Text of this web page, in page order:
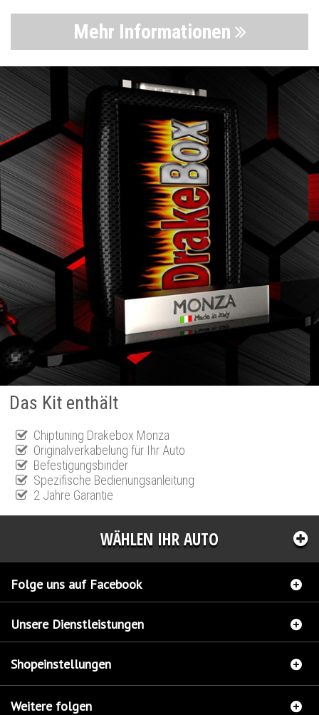
Mehr Informationen
Das Kit enthält
Chiptuning Drakebox Monza
Originalverkabelung für Ihr Auto
Befestigungsbinder
Spezifische Bedienungsanleitung
2 Jahre Garantie
WÄHLEN IHR AUTO
Folge uns auf Facebook
Unsere Dienstleistungen
Shopeinstellungen
Weitere folgen